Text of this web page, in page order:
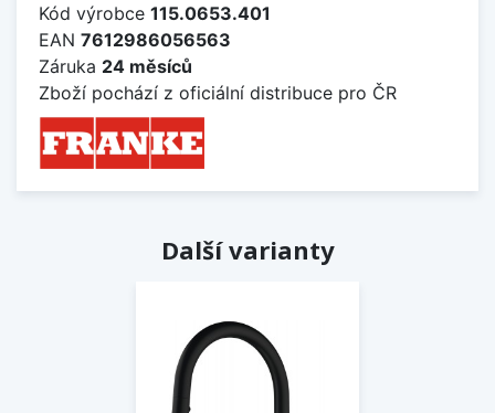
Kód výrobce 115.0653.401
EAN 7612986056563
Záruka 24 měsíců
Zboží pochází z oficiální distribuce pro ČR
Další varianty